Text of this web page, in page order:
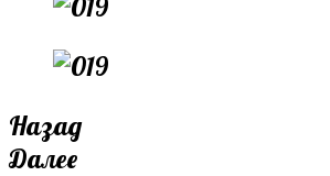
Назад
Далее